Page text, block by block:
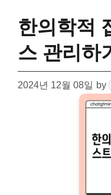
한의학적
스 관리하
2024년 12월 08일 by